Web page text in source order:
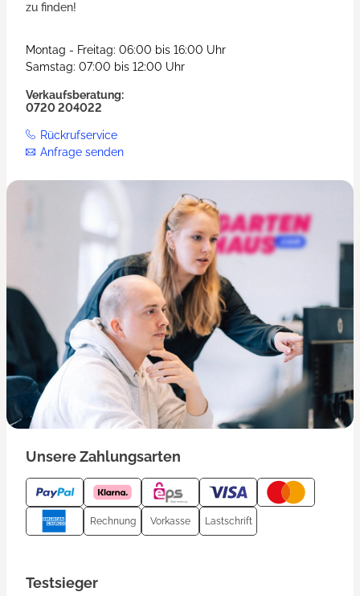
zu finden!
Montag - Freitag: 06:00 bis 16:00 Uhr
Samstag: 07:00 bis 12:00 Uhr
Verkaufsberatung:
0720 204022
Rückrufservice
Anfrage senden
Unsere Zahlungsarten
Rechnung Vorkasse Lastschrift
Testsieger